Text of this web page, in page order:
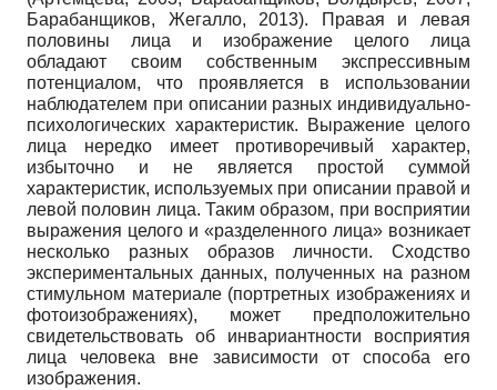
Барабанщиков, Жегалло, 2013). Правая и левая
половины лица и изображение целого лица
обладают своим собственным экспрессивным
потенциалом, что проявляется в использовании
наблюдателем при описании разных индивидуально-
психологических характеристик. Выражение целого
лица нередко имеет противоречивый характер,
избыточно и не является простой суммой
характеристик, используемых при описании правой и
левой половин лица. Таким образом, при восприятии
выражения целого и «разделенного лица» возникает
несколько разных образов личности. Сходство
экспериментальных данных, полученных на разном
стимульном материале (портретных изображениях и
фотоизображениях), может предположительно
свидетельствовать об инвариантности восприятия
лица человека вне зависимости от способа его
изображения.